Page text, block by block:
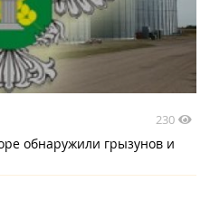
230
обнаружили грызунов и